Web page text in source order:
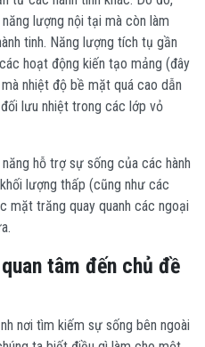
lượng nội tại mà còn làm
tinh. Năng lượng tích tụ gần
hoạt động kiến ​​tạo mảng (đây
nhiệt độ bề mặt quá cao dẫn
lưu nhiệt trong các lớp vỏ
hỗ trợ sự sống của các hành
lượng thấp (cũng như các
mặt trăng quay quanh các ngoại
tâm đến chủ đề
nơi tìm kiếm sự sống bên ngoài